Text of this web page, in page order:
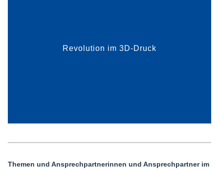
Revolution im 3D-Druck
Themen und Ansprechpartnerinnen und Ansprechpartner im